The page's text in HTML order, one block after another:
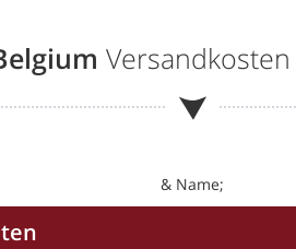
& Name;